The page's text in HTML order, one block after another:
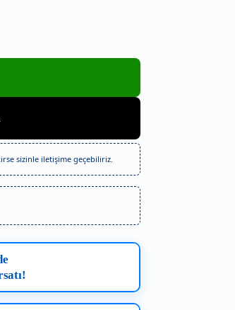
sizinle iletişime geçebiliriz.